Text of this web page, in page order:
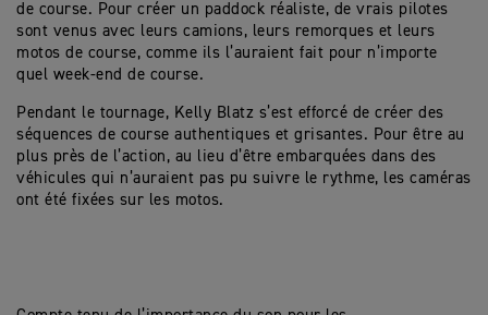
de course. Pour créer un paddock réaliste, de vrais pilotes
sont venus avec leurs camions, leurs remorques et leurs
motos de course, comme ils l’auraient fait pour n’importe
quel week-end de course.
Pendant le tournage, Kelly Blatz s’est efforcé de créer des
séquences de course authentiques et grisantes. Pour être au
plus près de l’action, au lieu d’être embarquées dans des
véhicules qui n’auraient pas pu suivre le rythme, les caméras
ont été fixées sur les motos.